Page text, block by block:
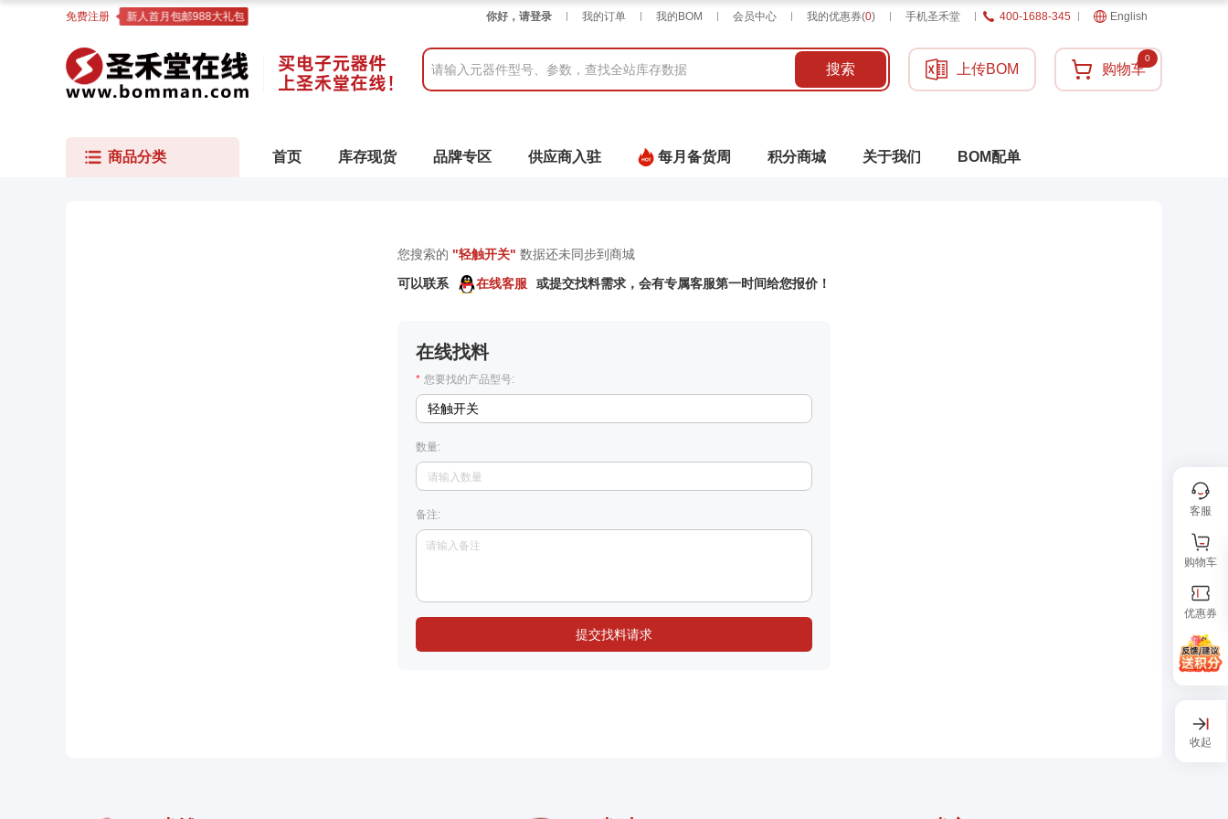
免费注册 新人首月包邮988大礼包 你好，请登录 我的订单 我的BOM 会员中心 我的优惠券(0) 手机圣禾堂 400-1688-345 English
搜索 上传BOM 购物车
0
商品分类 首页 库存现货 品牌专区 供应商入驻 每月备货周 积分商城 关于我们 BOM配单
您搜索的 "轻触开关" 数据还未同步到商城
可以联系
在线客服 或提交找料需求，会有专属客服第一时间给您报价！
在线找料
* 您要找的产品型号:
数量:
备注:
提交找料请求
客服
购物车
优惠券
收起